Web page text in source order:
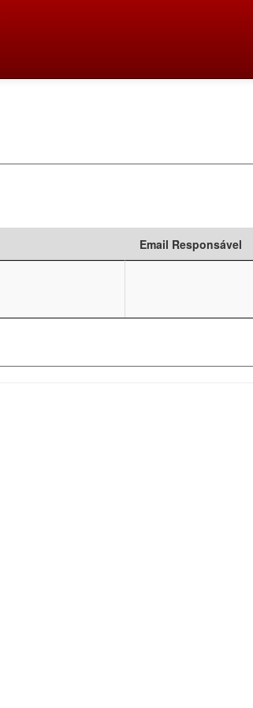
Email Responsável